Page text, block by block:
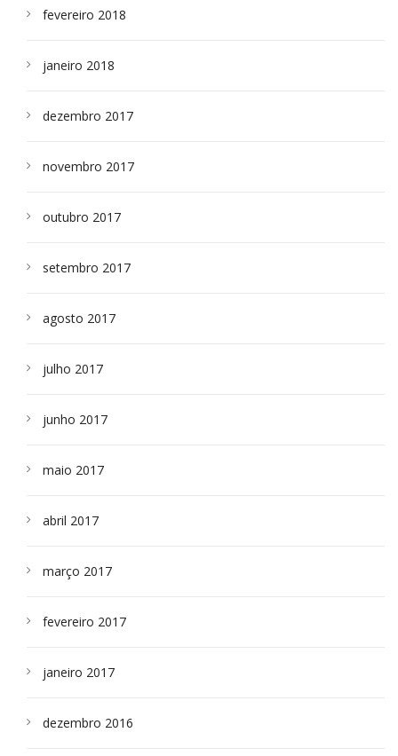
fevereiro 2018
janeiro 2018
dezembro 2017
novembro 2017
outubro 2017
setembro 2017
agosto 2017
julho 2017
junho 2017
maio 2017
abril 2017
março 2017
fevereiro 2017
janeiro 2017
dezembro 2016